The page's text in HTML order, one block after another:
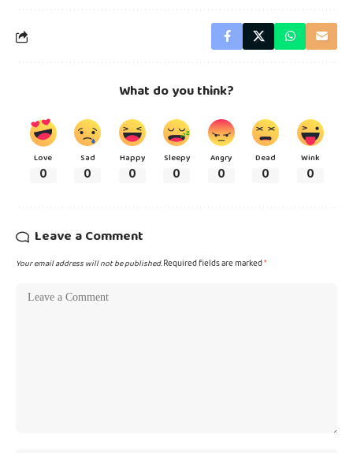
What do you think?
Love
0
Sad
0
Happy
0
Sleepy
0
Angry
0
Dead
0
Wink
0
Leave a Comment
Your email address will not be published.Required fields are marked*